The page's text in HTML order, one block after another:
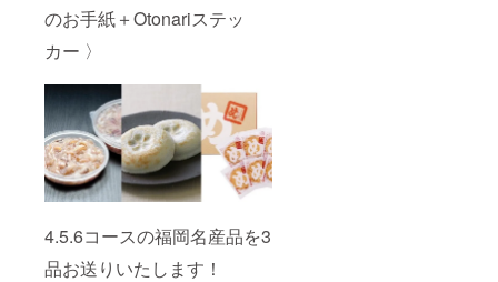
のお手紙＋Otonariステッ
カー 〉
4.5.6コースの福岡名産品を3
品お送りいたします！